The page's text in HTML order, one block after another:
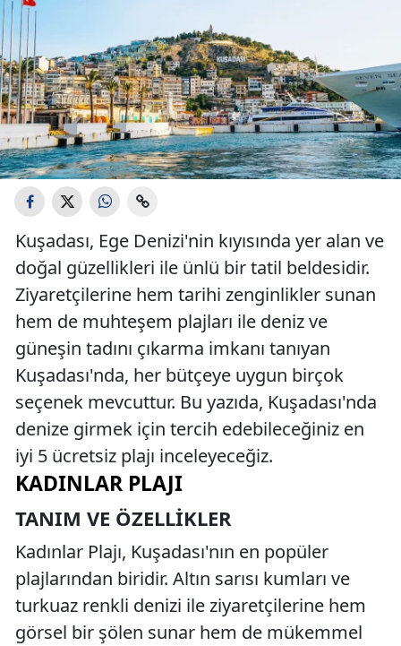
Kuşadası, Ege Denizi'nin kıyısında yer alan ve
doğal güzellikleri ile ünlü bir tatil beldesidir.
Ziyaretçilerine hem tarihi zenginlikler sunan
hem de muhteşem plajları ile deniz ve
güneşin tadını çıkarma imkanı tanıyan
Kuşadası'nda, her bütçeye uygun birçok
seçenek mevcuttur. Bu yazıda, Kuşadası'nda
denize girmek için tercih edebileceğiniz en
iyi 5 ücretsiz plajı inceleyeceğiz.
KADINLAR PLAJI
TANIM VE ÖZELLIKLER
Kadınlar Plajı, Kuşadası'nın en popüler
plajlarından biridir. Altın sarısı kumları ve
turkuaz renkli denizi ile ziyaretçilerine hem
görsel bir şölen sunar hem de mükemmel